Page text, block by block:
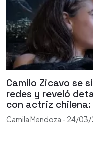
Camilo Zicavo se
redes y reveló
con actriz
Camila Mendoza - 24/03/